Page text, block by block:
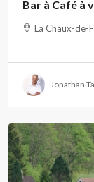
Bar à Café à
La Chaux-de-
Jonathan